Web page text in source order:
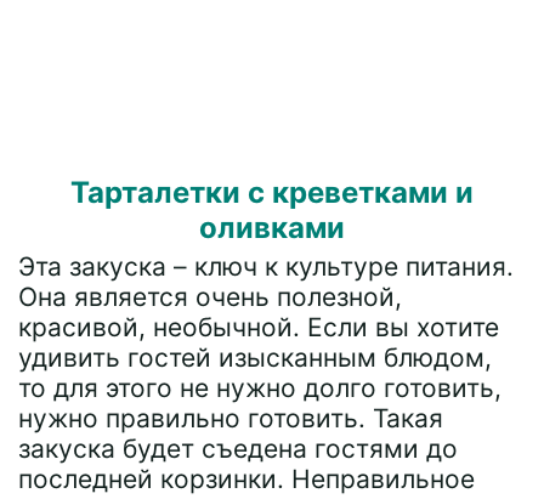
Тарталетки с креветками и
оливками
Эта закуска – ключ к культуре питания.
Она является очень полезной,
красивой, необычной. Если вы хотите
удивить гостей изысканным блюдом,
то для этого не нужно долго готовить,
нужно правильно готовить. Такая
закуска будет съедена гостями до
последней корзинки. Неправильное